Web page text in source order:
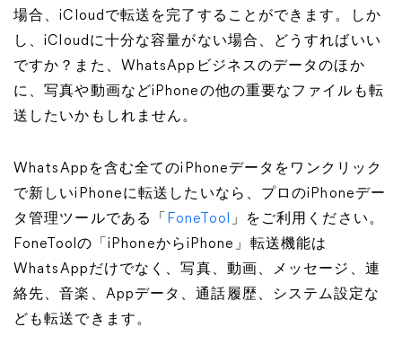
場合、iCloudで転送を完了することができます。しか
し、iCloudに十分な容量がない場合、どうすればいい
ですか？また、WhatsAppビジネスのデータのほか
に、写真や動画などiPhoneの他の重要なファイルも転
送したいかもしれません。
WhatsAppを含む全てのiPhoneデータをワンクリック
で新しいiPhoneに転送したいなら、プロのiPhoneデー
タ管理ツールである「
FoneTool
」をご利用ください。
FoneToolの「iPhoneからiPhone」転送機能は
WhatsAppだけでなく、写真、動画、メッセージ、連
絡先、音楽、Appデータ、通話履歴、システム設定な
ども転送できます。